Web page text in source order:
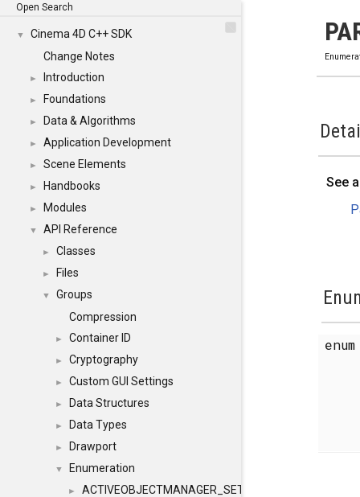
Open Search
▼
Cinema 4D C++ SDK
Change Notes
► Introduction
► Foundations
► Data & Algorithms
► Application Development
► Scene Elements
► Handbooks
► Modules
▼ API Reference
► Classes
► Files
▼
Groups
Compression
► Container ID
► Cryptography
► Custom GUI Settings
► Data Structures
► Data Types
► Drawport
▼ Enumeration
► ACTIVEOBJECTMANAGER_SETOBJECTS
See